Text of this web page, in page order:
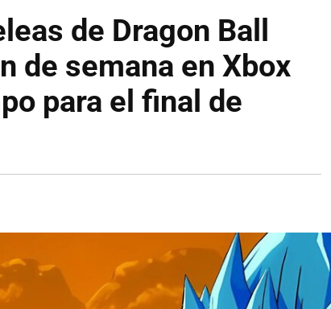
de Dragon Ball
de semana en Xbox
para el final de